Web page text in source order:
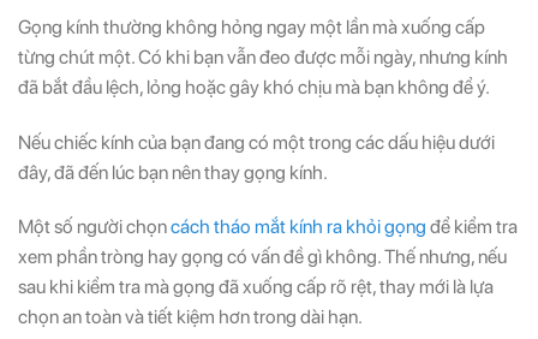
Gọng kính thường không hỏng ngay một lần mà xuống cấp
từng chút một. Có khi bạn vẫn đeo được mỗi ngày, nhưng kính
đã bắt đầu lệch, lỏng hoặc gây khó chịu mà bạn không để ý.
Nếu chiếc kính của bạn đang có một trong các dấu hiệu dưới
đây, đã đến lúc bạn nên thay gọng kính.
Một số người chọncách tháo mắt kính ra khỏi gọng để kiểm tra
xem phần tròng hay gọng có vấn đề gì không. Thế nhưng, nếu
sau khi kiểm tra mà gọng đã xuống cấp rõ rệt, thay mới là lựa
chọn an toàn và tiết kiệm hơn trong dài hạn.